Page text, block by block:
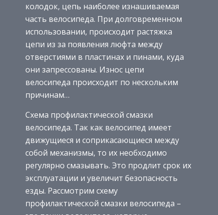
колодок, цепь наиболее изнашиваемая
часть велосипеда. При долговременном
использовании, происходит растяжка
цепи из за появления люфта между
отверстиями в пластинах и пинами, куда
они запрессованы. Износ цепи
велосипеда происходит по нескольким
причинам…
Схема профилактической смазки
велосипеда. Так как велосипед имеет
движущиеся и соприкасающиеся между
собой механизмы, то их необходимо
регулярно смазывать. Это продлит срок их
эксплуатации и увеличит безопасность
езды. Рассмотрим схему
профилактической смазки велосипеда –